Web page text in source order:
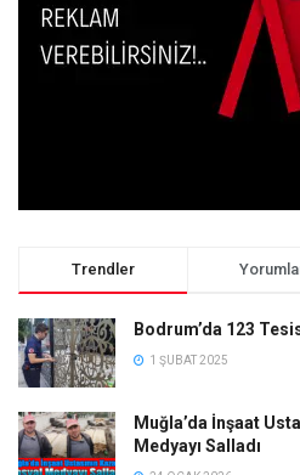
Trendler
Bodrum’da 123
1 ŞUBAT 2025
Muğla’da İnşaat
Medyayı Salladı